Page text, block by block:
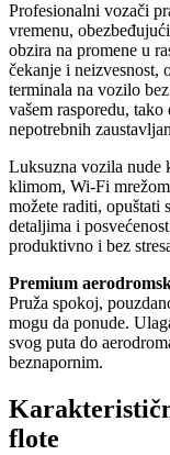
Profesionalni vozači
vremenu,
obzira na promene u
čekanje i neizvesnost,
terminala na vozilo
vašem rasporedu,
nepotrebnih
Luksuzna vozila nude
klimom, Wi-Fi
možete raditi, opuštati
detaljima i
produktivno i bez
Premium
Pruža spokoj,
mogu da ponude.
svog puta do
beznapornim.
flote